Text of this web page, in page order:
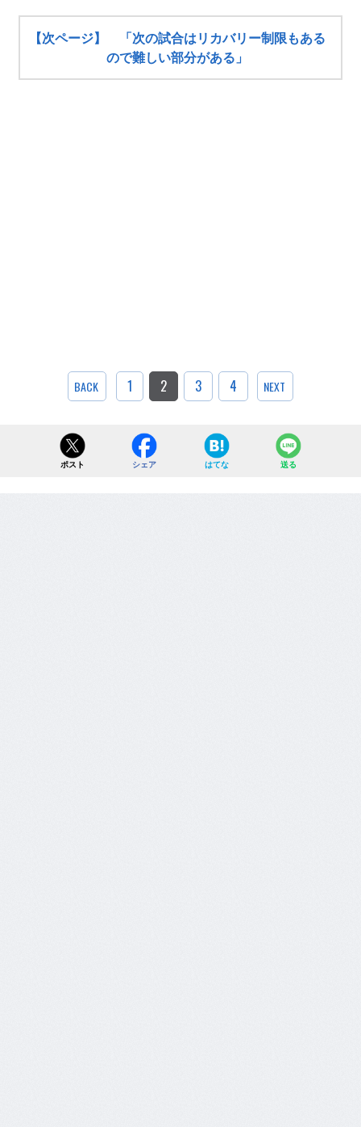
【次ページ】 「次の試合はリカバリー制限もある
ので難しい部分がある」
BACK 1 2 3 4 NEXT
ポスト シェア はてな 送る